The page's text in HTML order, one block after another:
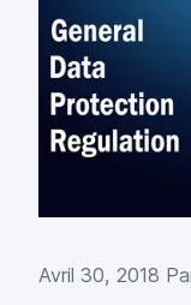
Avril 30, 2018